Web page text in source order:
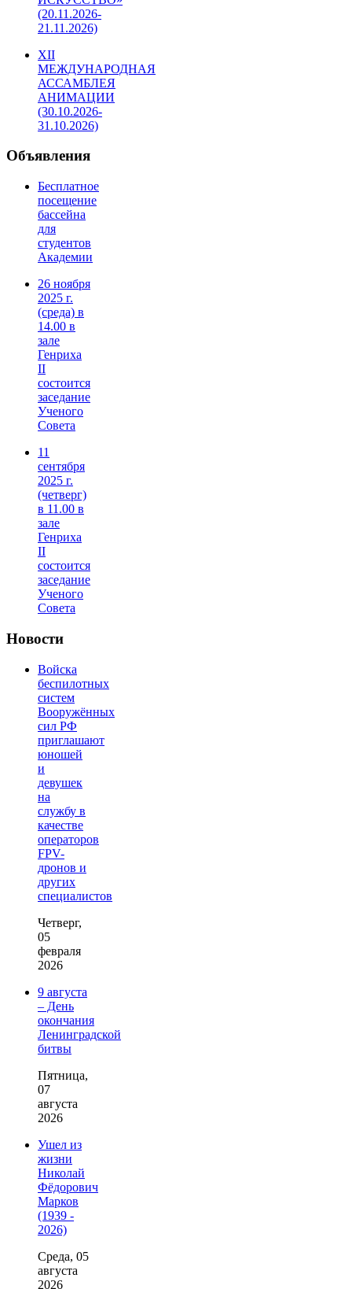
(20.11.2026-
21.11.2026)
XII
МЕЖДУНАРОДНАЯ
АССАМБЛЕЯ
АНИМАЦИИ
(30.10.2026-
31.10.2026)
Объявления
Бесплатное
посещение
бассейна
для
студентов
Академии
26 ноября
2025 г.
(среда) в
14.00 в
зале
Генриха
II
состоится
заседание
Ученого
Совета
11
сентября
2025 г.
(четверг)
в 11.00 в
зале
Генриха
II
состоится
заседание
Ученого
Совета
Новости
Войска
беспилотных
систем
Вооружённых
сил РФ
приглашают
юношей
и
девушек
на
службу в
качестве
операторов
FPV-
дронов и
других
специалистов
Четверг,
05
февраля
2026
9 августа
– День
окончания
Ленинградской
битвы
Пятница,
07
августа
2026
Ушел из
жизни
Николай
Фёдорович
Марков
(1939 -
2026)
Среда, 05
августа
2026